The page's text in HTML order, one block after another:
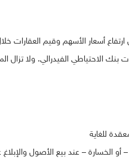
وفقا لتحليل أكسفورد إيكونوميكس لبيانات بنك الاحتياطي
الخسارة – عند بيع الأصول والإبلاغ